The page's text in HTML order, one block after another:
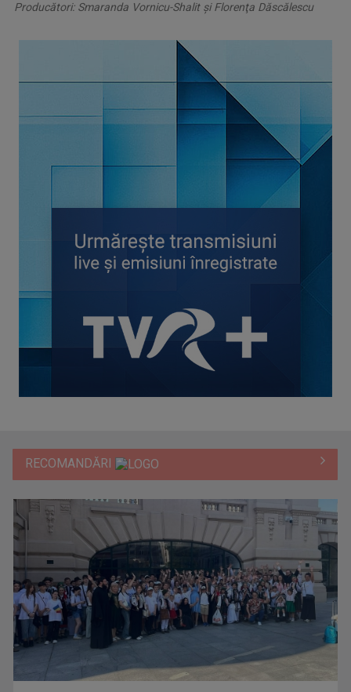
Producători: Smaranda Vornicu-Shalit şi Florenţa Dăscălescu
RECOMANDĂRI